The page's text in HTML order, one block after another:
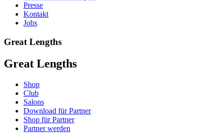
Presse
Kontakt
Jobs
Great Lengths
Great Lengths
Shop
Club
Salons
Download für Partner
Shop für Partner
Partner werden